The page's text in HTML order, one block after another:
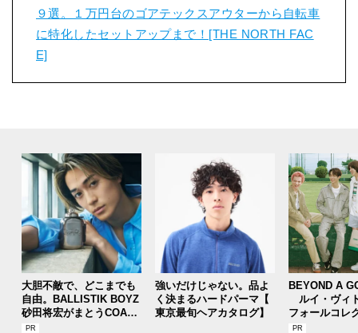
９選。１万円台のゴアテックスアウターから自転車
に特化したセットアップまで！[THE NORTH FAC
E]
大胆不敵で、どこまでも
自由。BALLISTIK BOYZ
砂田将宏がまとうCOACH
の新作フレグランス「コ
強いだけじゃない。品よ
く決まるハードパーマ【
東京最旬ヘアカタログ】
BEYOND A
ルイ・ヴィ
フォールコレ
描くプレッピ